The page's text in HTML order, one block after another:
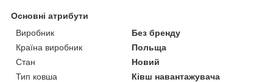
Основні атрибути
Виробник
Без бренду
Країна виробник
Польща
Стан
Новий
Тип ковша
Ківш навантажувача